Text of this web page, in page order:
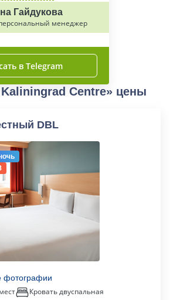
Гайдукова
менеджер
в Telegram
Centre» цены
DBL
фотографии
Кровать двуспальная